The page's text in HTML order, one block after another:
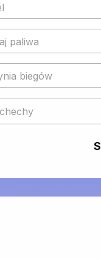
paliwa
biegów